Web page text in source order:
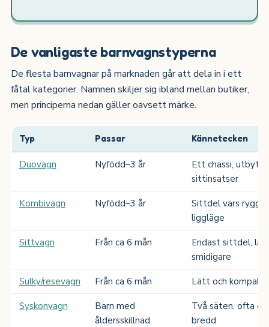
De vanligaste barnvagnstyperna
De flesta barnvagnar på marknaden går att dela in i ett
fåtal kategorier. Namnen skiljer sig ibland mellan butiker,
men principerna nedan gäller oavsett märke.
Typ Passar Kännetecken
Duovagn Nyfödd–3 år
Ett chassi,
sittinsatser
Kombivagn Nyfödd–3 år
Sittdel vars rygg
liggläge
Sittvagn Från ca 6 mån
Endast sittdel,
smidigare
Sulky/resevagn Från ca 6 mån Lätt och
Syskonvagn
Barn med
åldersskillnad
Två säten, ofta
bredd